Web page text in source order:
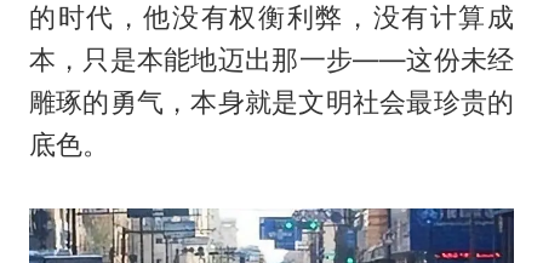
的时代，他没有权衡利弊，没有计算成
本，只是本能地迈出那一步——这份未经
雕琢的勇气，本身就是文明社会最珍贵的
底色。